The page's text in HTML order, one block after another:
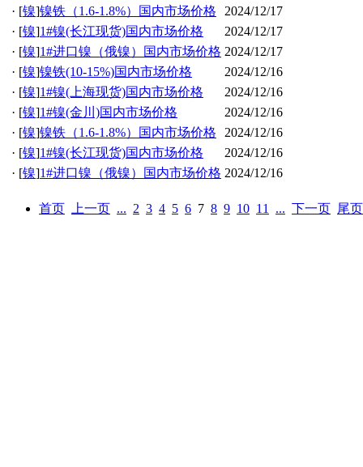
· [镍]镍铁（1.6-1.8%）国内市场价格
2024/12/17
· [镍]1#镍(长江现货)国内市场价格
2024/12/17
· [镍]1#进口镍（俄镍）国内市场价格 2024/12/17
· [镍]镍铁(10-15%)国内市场价格
2024/12/16
· [镍]1#镍(上海现货)国内市场价格
2024/12/16
· [镍]1#镍(金川)国内市场价格
2024/12/16
· [镍]镍铁（1.6-1.8%）国内市场价格
2024/12/16
· [镍]1#镍(长江现货)国内市场价格
2024/12/16
· [镍]1#进口镍（俄镍）国内市场价格 2024/12/16
首页 上一页 ... 2 3 4 5 6 7 8 9 10 11 ... 下一页 尾页